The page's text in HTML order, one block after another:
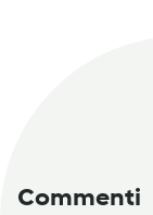
Commenti